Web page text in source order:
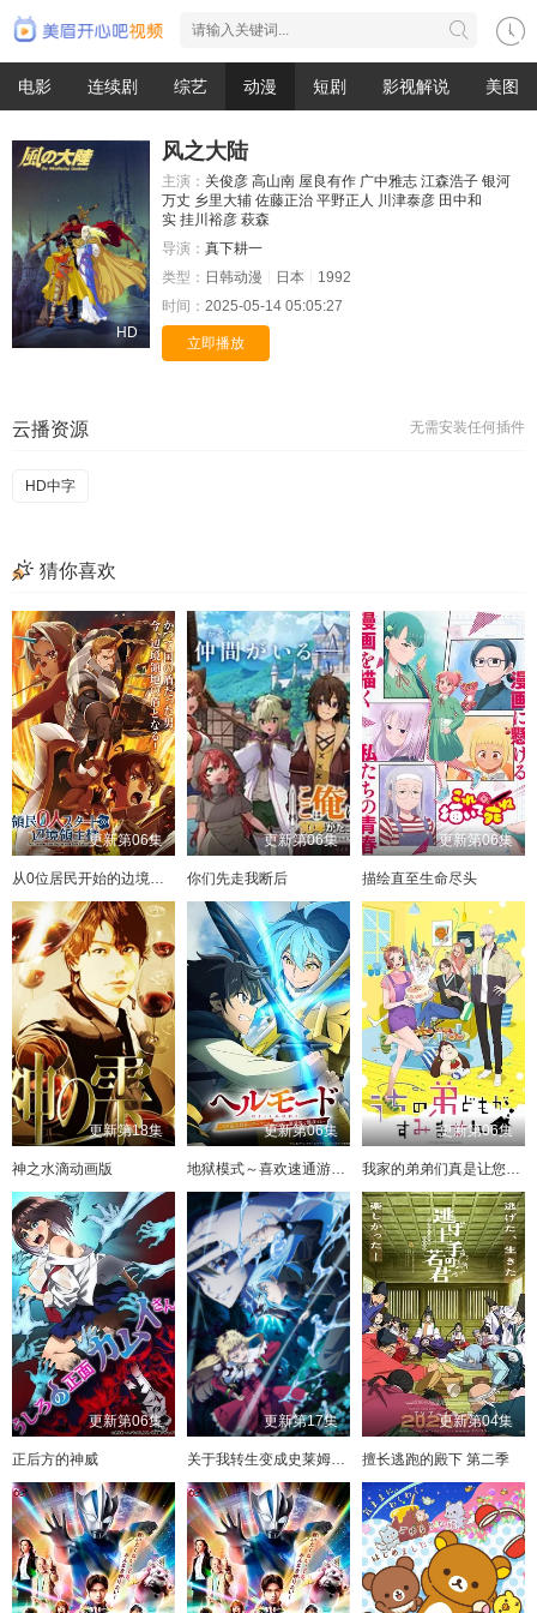
电影 连续剧 综艺 动漫 短剧 影视解说 美图
HD
风之大陆
主演： 关俊彦 高山南 屋良有作 广中雅志 江森浩子 银河
万丈 乡里大辅 佐藤正治 平野正人 川津泰彦 田中和
实 挂川裕彦 萩森
导演： 真下耕一
类型： 日韩动漫 日本
1992
时间： 2025-05-14 05:05:27
立即播放
无需安装任何插件
云播资源
HD中字
猜你喜欢
更新第06集
从0位居民开始的边境领主大人
更新第06集
你们先走我断后
更新第06集
描绘直至生命尽头
更新第18集
神之水滴动画版
更新第06集
地狱模式～喜欢速通游戏的玩家在废设定异世界无双～第二季
更新第06集
我家的弟弟们真是让您费心了
更新第06集
正后方的神威
更新第17集
关于我转生变成史莱姆这档事第四季
更新第04集
擅长逃跑的殿下 第二季